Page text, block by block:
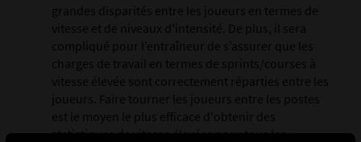
grandes disparités entre les joueurs en termes de
vitesse et de niveaux d'intensité. De plus, il sera
compliqué pour l’entraîneur de s’assurer que les
charges de travail en termes de sprints/courses à
vitesse élevée sont correctement réparties entre les
joueurs. Faire tourner les joueurs entre les postes
est le moyen le plus efficace d'obtenir des
statistiques de vitesse élevées pour tous les